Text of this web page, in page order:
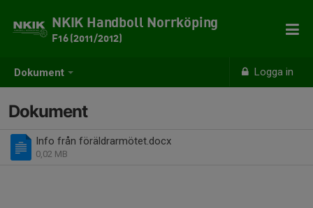
Dokument Logga in
NKIK Handboll Norrköping
F16 (2011/2012)
Dokument
Info från föräldrarmötet.docx
0,02 MB